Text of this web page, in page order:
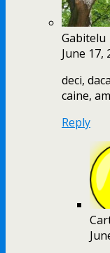
Gabitelu
June 17,
deci,
caine,
Reply